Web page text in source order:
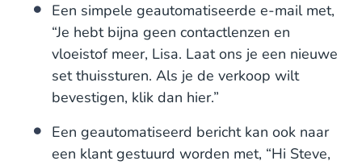
Een simpele geautomatiseerde e-mail met,
“Je hebt bijna geen contactlenzen en
vloeistof meer, Lisa. Laat ons je een nieuwe
set thuissturen. Als je de verkoop wilt
bevestigen, klik dan hier.”
Een geautomatiseerd bericht kan ook naar
een klant gestuurd worden met, “Hi Steve,